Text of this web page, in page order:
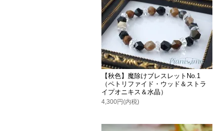
【秋色】魔除けブレスレットNo.1
（ペトリファイド・ウッド＆ストラ
イプオニキス＆水晶）
4,300円(内税)